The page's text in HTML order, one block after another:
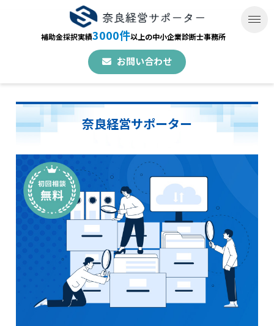
補助金採択実績3000件以上の中小企業診断士事務所
お問い合わせ
奈良経営サポーター